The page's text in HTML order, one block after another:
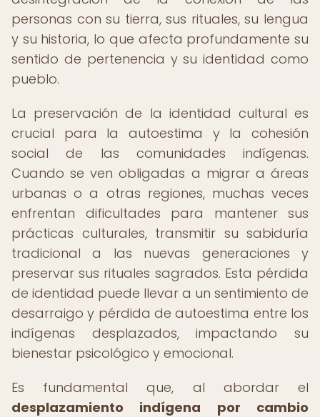
personas con su tierra, sus rituales, su lengua
y su historia, lo que afecta profundamente su
sentido de pertenencia y su identidad como
pueblo.
La preservación de la identidad cultural es
crucial para la autoestima y la cohesión
social de las comunidades indígenas.
Cuando se ven obligadas a migrar a áreas
urbanas o a otras regiones, muchas veces
enfrentan dificultades para mantener sus
prácticas culturales, transmitir su sabiduría
tradicional a las nuevas generaciones y
preservar sus rituales sagrados. Esta pérdida
de identidad puede llevar a un sentimiento de
desarraigo y pérdida de autoestima entre los
indígenas desplazados, impactando su
bienestar psicológico y emocional.
Es fundamental que, al abordar el
desplazamiento indígena por cambio